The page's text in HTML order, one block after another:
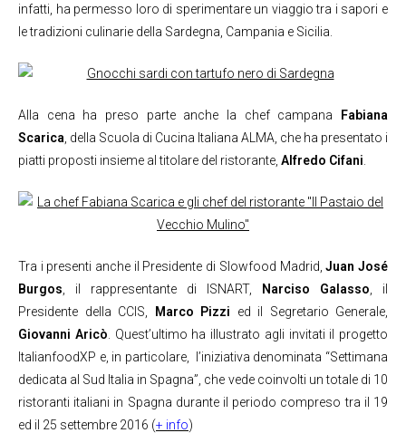
infatti, ha permesso loro di sperimentare un viaggio tra i sapori e
le tradizioni culinarie della Sardegna, Campania e Sicilia.
Alla cena ha preso parte anche la chef campana Fabiana
Scarica , della Scuola di Cucina Italiana ALMA, che ha presentato i
piatti proposti insieme al titolare del ristorante, Alfredo Cifani
Tra i presenti anche il Presidente di Slowfood Madrid,Juan José
Burgos , il rappresentante di ISNART, Narciso Galasso , il
Presidente della CCIS, Marco Pizzi ed il Segretario Generale,
Giovanni Aricò . Quest’ultimo ha illustrato agli invitati il progetto
ItalianfoodXP e, in particolare, l’iniziativa denominata “Settimana
dedicata al Sud Italia in Spagna”, che vede coinvolti un totale di 10
ristoranti italiani in Spagna durante il periodo compreso tra il 19
ed il 25 settembre 2016 (+ info)